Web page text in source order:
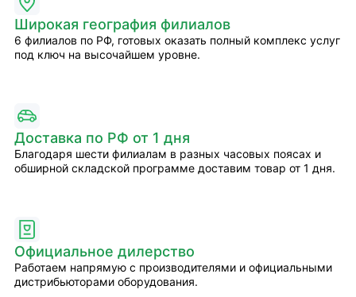
Широкая география филиалов
6 филиалов по РФ, готовых оказать полный комплекс услуг
под ключ на высочайшем уровне.
Доставка по РФ от 1 дня
Благодаря шести филиалам в разных часовых поясах и
обширной складской программе доставим товар от 1 дня.
Официальное дилерство
Работаем напрямую с производителями и официальными
дистрибьюторами оборудования.